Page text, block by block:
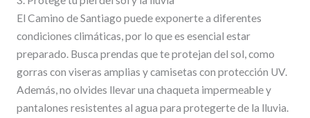
El Camino de Santiago puede exponerte a diferentes
condiciones climáticas, por lo que es esencial estar
preparado. Busca prendas que te protejan del sol, como
gorras con viseras amplias y camisetas con protección UV.
Además, no olvides llevar una chaqueta impermeable y
pantalones resistentes al agua para protegerte de la lluvia.